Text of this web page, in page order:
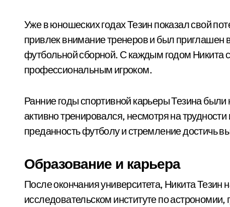
Уже в юношеских годах Тезин показал свой
привлек внимание тренеров и был
футбольной сборной. С каждым годом Никита
профессиональным игроком.
Ранние годы спортивной карьеры Тезина
активно тренировался, несмотря на
преданность футболу и стремление достичь
Образование и карьера
После окончания университета, Никита Тезин
исследовательском институте по